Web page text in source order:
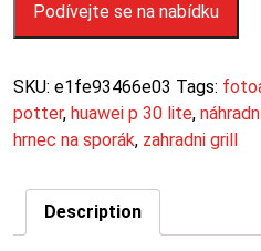
Podívejte se na nabídku
SKU: e1fe93466e03 Tags:
potter, huawei p 30 lite,
hrnec na sporák, zahradni grill
Description